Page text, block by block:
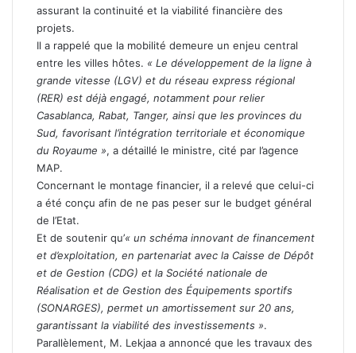
assurant la continuité et la viabilité financière des
projets.
Il a rappelé que la mobilité demeure un enjeu central
entre les villes hôtes. « Le développement de la ligne à
grande vitesse (LGV) et du réseau express régional
(RER) est déjà engagé, notamment pour relier
Casablanca, Rabat, Tanger, ainsi que les provinces du
Sud, favorisant l’intégration territoriale et économique
du Royaume », a détaillé le ministre, cité par l’agence
MAP.
Concernant le montage financier, il a relevé que celui-ci
a été conçu afin de ne pas peser sur le budget général
de l’Etat.
Et de soutenir qu’« un schéma innovant de financement
et d’exploitation, en partenariat avec la Caisse de Dépôt
et de Gestion (CDG) et la Société nationale de
Réalisation et de Gestion des Équipements sportifs
(SONARGES), permet un amortissement sur 20 ans,
garantissant la viabilité des investissements ».
Parallèlement, M. Lekjaa a annoncé que les travaux des